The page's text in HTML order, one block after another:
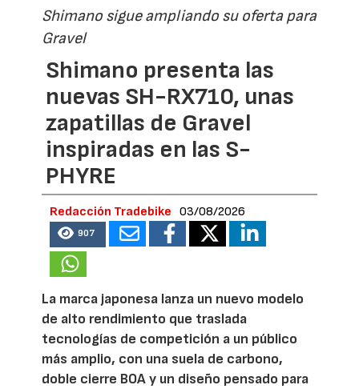
Shimano sigue ampliando su oferta para
Gravel
Shimano presenta las
nuevas SH-RX710, unas
zapatillas de Gravel
inspiradas en las S-
PHYRE
Redacción Tradebike 03/08/2026
907
La marca japonesa lanza un nuevo modelo
de alto rendimiento que traslada
tecnologías de competición a un público
más amplio, con una suela de carbono,
doble cierre BOA y un diseño pensado para